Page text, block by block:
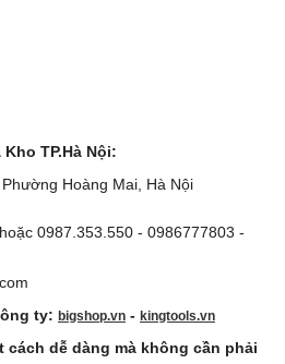
TP.Hà Nội:
Hoàng Mai, Hà Nội
0987.353.550 - 0986777803 -
ty: bigshop.vn - kingtools.vn
cách dễ dàng mà không cần phải